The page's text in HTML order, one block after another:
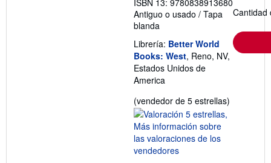
ISBN 13: 9780838913680
Antiguo o usado / Tapa
blanda
Librería: Better World
Books: West, Reno, NV,
Estados Unidos de
America
(vendedor de 5 estrellas)
Cantidad